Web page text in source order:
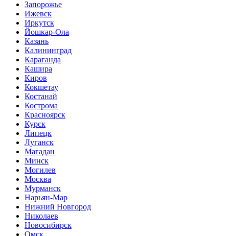
Запорожье
Ижевск
Иркутск
Йошкар-Ола
Казань
Калининград
Караганда
Кашира
Киров
Кокшетау
Костанай
Кострома
Красноярск
Курск
Липецк
Луганск
Магадан
Минск
Могилев
Москва
Мурманск
Нарьян-Мар
Нижний Новгород
Николаев
Новосибирск
Омск